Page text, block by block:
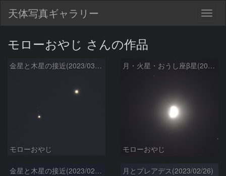
天体写真ギャラリー
モローおやじ さんの作品
金星と木星の接近(2023/03/02)
モローおやじ
月・火星・おうし座β星(2023/02/28)
モローおやじ
金星と木星の接近(2023/02/28) 月とプレアデス(2023/02/26)